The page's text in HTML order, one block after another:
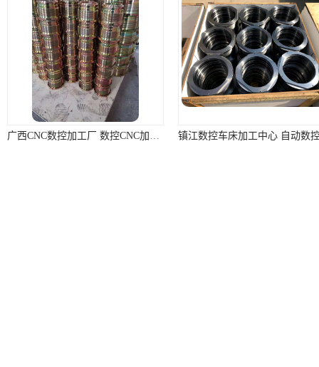
广西CNC数控加工厂 数控CNC加工厂家 加工厂家